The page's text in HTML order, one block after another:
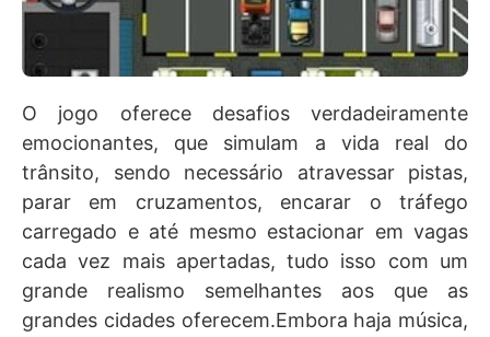
O jogo oferece desafios verdadeiramente
emocionantes, que simulam a vida real do
trânsito, sendo necessário atravessar pistas,
parar em cruzamentos, encarar o tráfego
carregado e até mesmo estacionar em vagas
cada vez mais apertadas, tudo isso com um
grande realismo semelhantes aos que as
grandes cidades oferecem.Embora haja música,